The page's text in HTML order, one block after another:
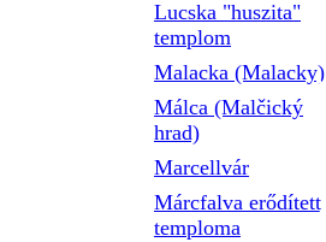
Lucska "huszita"
templom
Malacka (Malacky)
Málca (Malčický
hrad)
Marcellvár
Márcfalva erődített
temploma